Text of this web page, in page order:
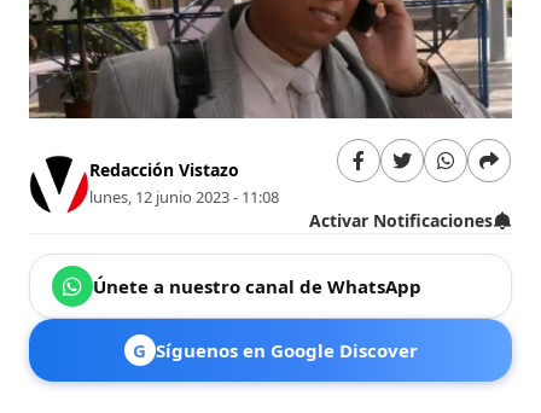
Redacción Vistazo
lunes, 12 junio 2023 - 11:08
Activar Notificaciones
Únete a nuestro canal de WhatsApp
G Síguenos en Google Discover